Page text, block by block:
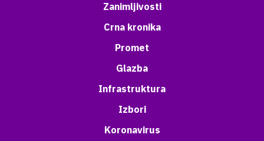
Zanimljivosti
Crna kronika
Promet
Glazba
Infrastruktura
Izbori
Koronavirus